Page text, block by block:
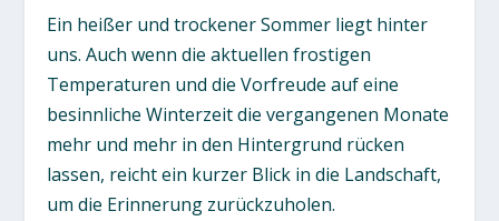
Ein heißer und trockener Sommer liegt hinter
uns. Auch wenn die aktuellen frostigen
Temperaturen und die Vorfreude auf eine
besinnliche Winterzeit die vergangenen Monate
mehr und mehr in den Hintergrund rücken
lassen, reicht ein kurzer Blick in die Landschaft,
um die Erinnerung zurückzuholen.